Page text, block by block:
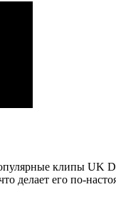
клипы UK
делает его по-